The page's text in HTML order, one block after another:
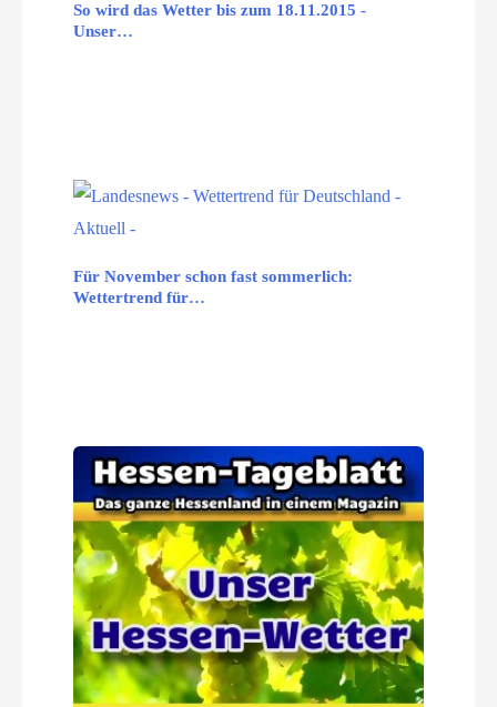
So wird das Wetter bis zum 18.11.2015 -
Unser…
Für November schon fast sommerlich:
Wettertrend für…